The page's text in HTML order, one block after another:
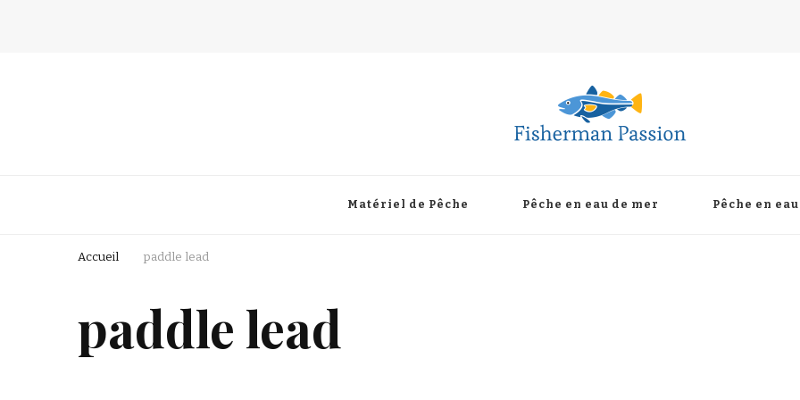
Matériel de Pêche Pêche en eau de mer Pêche en
Accueil paddle lead
paddle lead